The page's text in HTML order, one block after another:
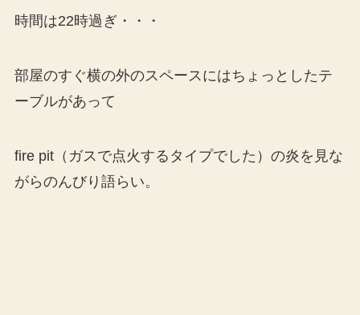
時間は22時過ぎ・・・
部屋のすぐ横の外のスペースにはちょっとしたテ
ーブルがあって
fire pit（ガスで点火するタイプでした）の炎を見な
がらのんびり語らい。